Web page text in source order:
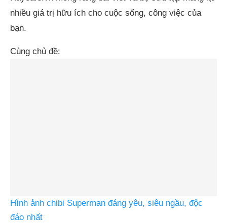
nhiều giá trị hữu ích cho cuộc sống, công việc của
bạn.
Cùng chủ đề:
Hình ảnh chibi Superman đáng yêu, siêu ngầu, độc
đáo nhất